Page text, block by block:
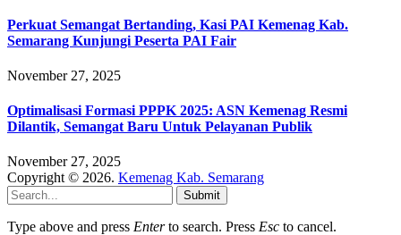
Perkuat Semangat Bertanding, Kasi PAI Kemenag Kab.
Semarang Kunjungi Peserta PAI Fair
November 27, 2025
Optimalisasi Formasi PPPK 2025: ASN Kemenag Resmi
Dilantik, Semangat Baru Untuk Pelayanan Publik
November 27, 2025
Copyright © 2026. Kemenag Kab. Semarang
Submit
Type above and press Enterto search. Press Esc to cancel.